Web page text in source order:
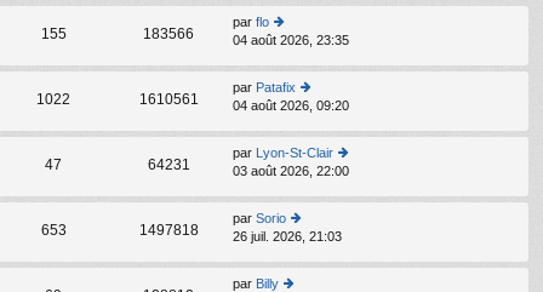
e
a
e
er
e
s
a
e
er
er
m
e
s
s
a
e
er
le
er
er
m
e
s
a
e
155 183566
par flo
o
ult
er
le
d
er
er
m
e
s
s
04 août 2026, 23:35
1022 1610561
par Patafix
o
ult
er
le
d
er
er
04 août 2026, 09:20
47 64231
par Lyon-St-Clair
o
er
le
03 août 2026, 22:00
653 1497818
par Sorio
o
26 juil. 2026, 21:03
par Billy